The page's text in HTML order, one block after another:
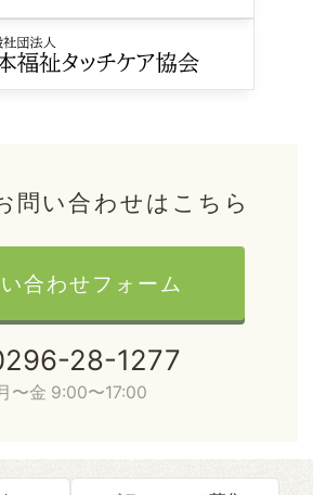
問い合わせはこちら
合わせフォーム
28-1277
〜金 9:00〜17:00